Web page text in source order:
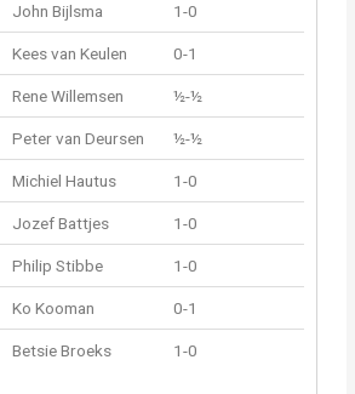
John Bijlsma 1-0
Kees van Keulen 0-1
Rene Willemsen ½-½
Peter van Deursen ½-½
Michiel Hautus 1-0
Jozef Battjes 1-0
Philip Stibbe 1-0
Ko Kooman 0-1
Betsie Broeks 1-0